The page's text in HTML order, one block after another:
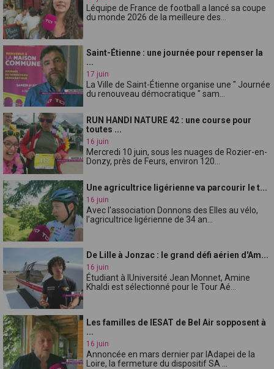
Léquipe de France de football a lancé sa coupe
du monde 2026 de la meilleure des...
Saint-Étienne : une journée pour repenser la
...
17 juin
La Ville de Saint-Étienne organise une " Journée
du renouveau démocratique " sam...
RUN HANDI NATURE 42 : une course pour
toutes ...
16 juin
Mercredi 10 juin, sous les nuages de Rozier-en-
Donzy, près de Feurs, environ 120...
Une agricultrice ligérienne va parcourir le t...
16 juin
Avec l'association Donnons des Elles au vélo,
l'agricultrice ligérienne de 34 an...
De Lille à Jonzac : le grand défi aérien d'Am...
16 juin
Étudiant à lUniversité Jean Monnet, Amine
Khaldi est sélectionné pour le Tour Aé...
Les familles de lESAT de Bel Air sopposent à
...
16 juin
Annoncée en mars dernier par lAdapei de la
Loire, la fermeture du dispositif SA ...